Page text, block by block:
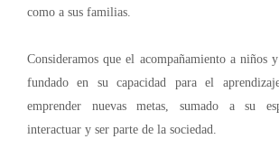
como a sus familias.
Consideramos que el acompañamiento a niños
fundado en su capacidad para el
emprender nuevas metas, sumado a su
interactuar y ser parte de la sociedad.